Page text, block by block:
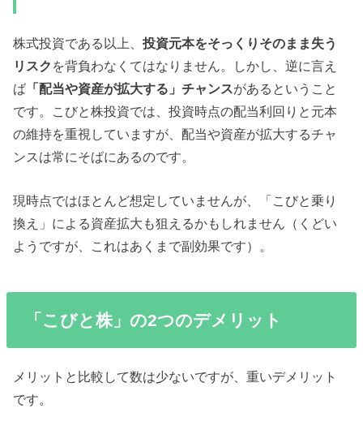
株式投資である以上、投資元本をそっくりそのまま失う
リスク を背負わなくてはなりません。しかし、逆に言え
ば 「配当や資産が拡大する」チャンスがあるということ
です。こびと株投資では、投資時点の配当利回りと元本
の維持を重視していますが、配当や資産が拡大するチャ
ンスは常にそばにあるのです。
現時点ではほとんど想定していませんが、「こびと乗り
換え」による資産拡大も狙えるかもしれません（くどい
ようですが、これはあくまで副効果です）。
「こびと株」の2つのデメリット
メリットと比較して数は少ないですが、重いデメリット
です。